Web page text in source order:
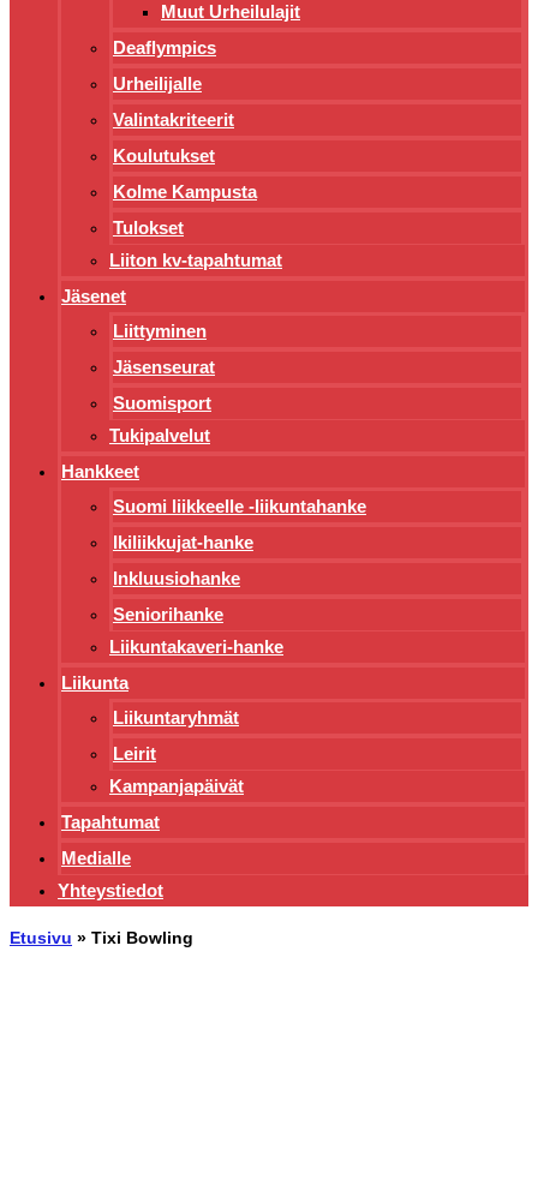
Muut Urheilulajit
Deaflympics
Urheilijalle
Valintakriteerit
Koulutukset
Kolme Kampusta
Tulokset
Liiton kv-tapahtumat
Jäsenet
Liittyminen
Jäsenseurat
Suomisport
Tukipalvelut
Hankkeet
Suomi liikkeelle -liikuntahanke
Ikiliikkujat-hanke
Inkluusiohanke
Seniorihanke
Liikuntakaveri-hanke
Liikunta
Liikuntaryhmät
Leirit
Kampanjapäivät
Tapahtumat
Medialle
Yhteystiedot
Etusivu » Tixi Bowling